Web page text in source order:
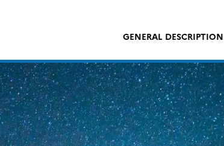
GENERAL DESCRIPTION